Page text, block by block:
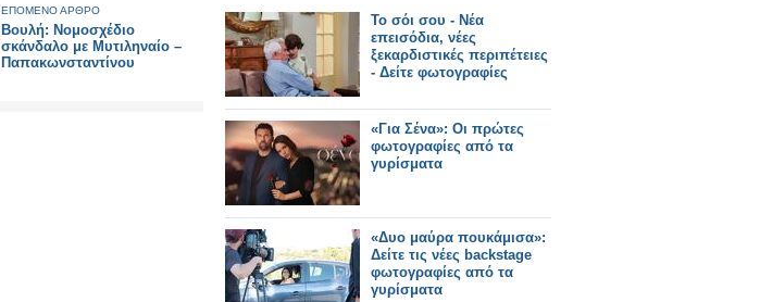
ΕΠΟΜΕΝΟ ΑΡΘΡΟ
Βουλή: Νομοσχέδιο
σκάνδαλο με Μυτιληναίο –
Παπακωνσταντίνου
Το σόι σου - Νέα
επεισόδια, νέες
ξεκαρδιστικές περιπέτειες
- Δείτε φωτογραφίες
«Για Σένα»: Οι πρώτες
φωτογραφίες από τα
γυρίσματα
«Δυο μαύρα πουκάμισα»:
Δείτε τις νέες backstage
φωτογραφίες από τα
γυρίσματα